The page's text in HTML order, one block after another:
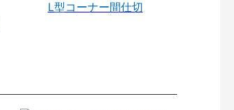
L型コーナー間仕切